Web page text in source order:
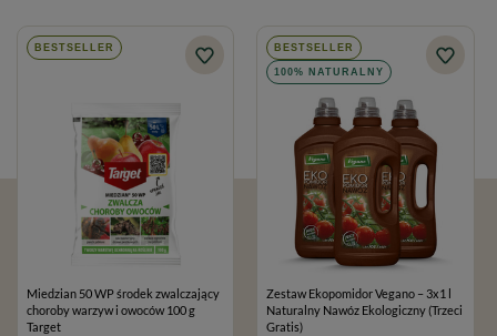
BESTSELLER
Miedzian 50 WP środek zwalczający
choroby warzyw i owoców 100 g
Target
BESTSELLER
100% NATURALNY
Zestaw Ekopomidor Vegano – 3x1 l
Naturalny Nawóz Ekologiczny (Trzeci
Gratis)